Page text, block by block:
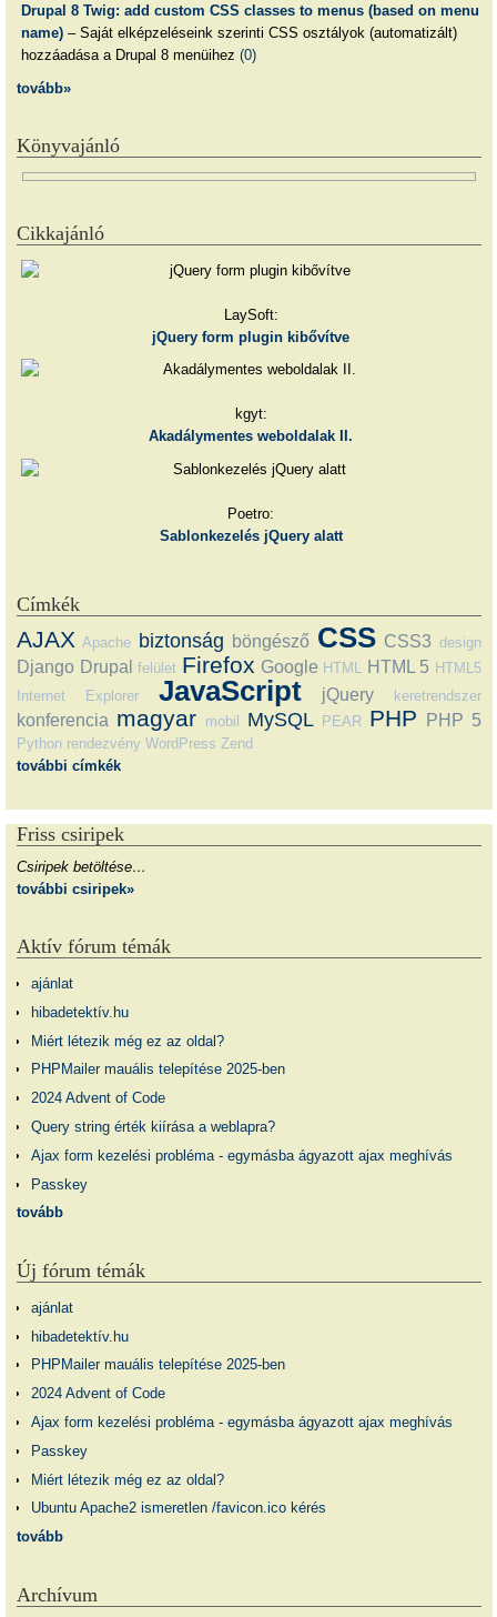
Drupal 8 Twig: add custom CSS classes to menus (based on menu
name)– Saját elképzeléseink szerinti CSS osztályok (automatizált)
hozzáadása a Drupal 8 menüihez (0)
tovább»
Könyvajánló
Cikkajánló
LaySoft:
jQuery form plugin kibővítve
kgyt:
Akadálymentes weboldalak II.
Poetro:
Sablonkezelés jQuery alatt
Címkék
AJAX Apache biztonság böngésző CSS CSS3 design
Django Drupal felület Firefox Google HTML HTML 5 HTML5
Internet Explorer
JavaScript jQuery keretrendszer
konferencia magyar mobil MySQL PEAR PHP PHP 5
Python rendezvény WordPress Zend
további címkék
Friss csiripek
Csiripek betöltése…
további csiripek»
Aktív fórum témák
ajánlat
hibadetektív.hu
Miért létezik még ez az oldal?
PHPMailer mauális telepítése 2025-ben
2024 Advent of Code
Query string érték kiírása a weblapra?
Ajax form kezelési probléma - egymásba ágyazott ajax meghívás
Passkey
tovább
Új fórum témák
ajánlat
hibadetektív.hu
PHPMailer mauális telepítése 2025-ben
2024 Advent of Code
Ajax form kezelési probléma - egymásba ágyazott ajax meghívás
Passkey
Miért létezik még ez az oldal?
Ubuntu Apache2 ismeretlen /favicon.ico kérés
tovább
Archívum